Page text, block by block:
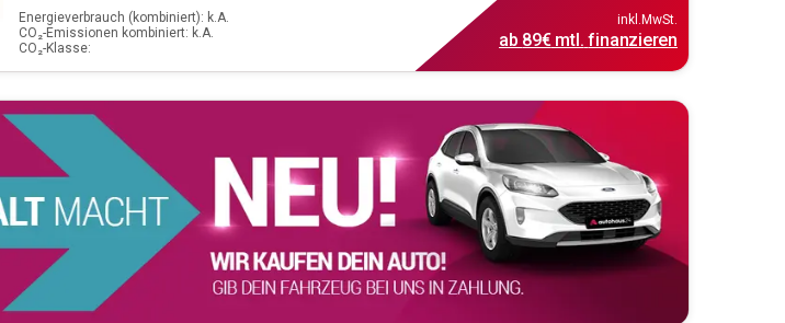
Energieverbrauch (kombiniert): k.A.
CO₂-Emissionen kombiniert: k.A.
CO₂-Klasse:
inkl.MwSt.
ab 89€mtl. finanzieren